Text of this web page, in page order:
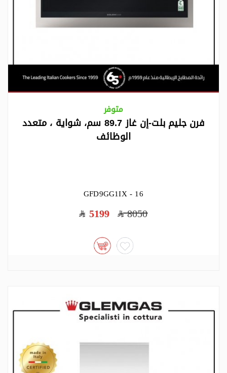
متوفر
فرن جليم بلت-إن غاز 89.7 سم، شواية ، متعدد
الوظائف
GFD9GG1IX - 16
8050
5199